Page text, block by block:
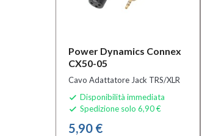
Power Dynamics Connex
CX50-05
Cavo Adattatore Jack TRS/XLR
 Disponibilità immediata
 Spedizione solo 6,90 €
5,90 €